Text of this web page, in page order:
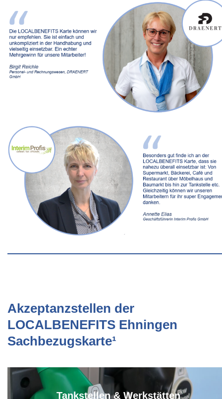
Akzeptanzstellen der
LOCALBENEFITS Ehningen
Sachbezugskarte¹
Tankstellen & Werkstätten